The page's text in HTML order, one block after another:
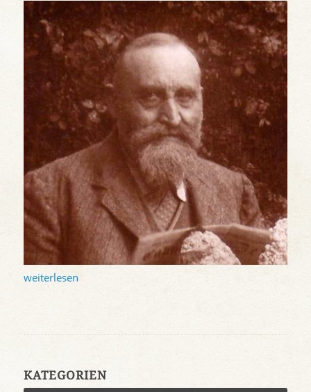
weiterlesen
KATEGORIEN